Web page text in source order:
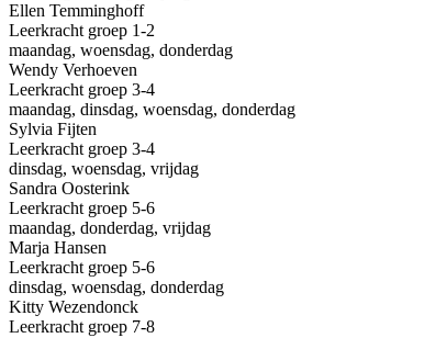
Ellen Temminghoff
Leerkracht groep 1-2
maandag, woensdag, donderdag
Wendy Verhoeven
Leerkracht groep 3-4
maandag, dinsdag, woensdag, donderdag
Sylvia Fijten
Leerkracht groep 3-4
dinsdag, woensdag, vrijdag
Sandra Oosterink
Leerkracht groep 5-6
maandag, donderdag, vrijdag
Marja Hansen
Leerkracht groep 5-6
dinsdag, woensdag, donderdag
Kitty Wezendonck
Leerkracht groep 7-8